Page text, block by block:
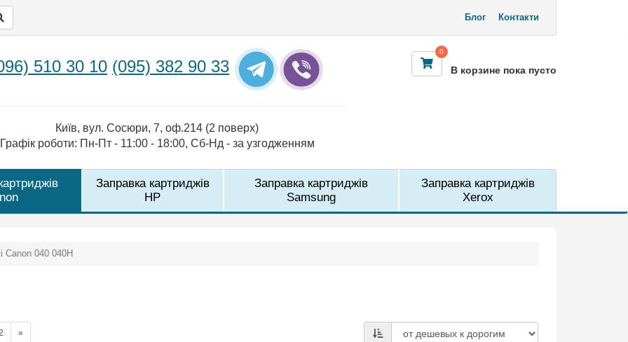
Блог Контакти
510 30 10 (095) 382 90 33
Київ, вул. Сосюри, 7, оф.214 (2 поверх)
Графік роботи: Пн-Пт - 11:00 - 18:00, Сб-Нд - за узгодженням
0
В корзине пока пусто
Заправка картриджів
HP
Заправка картриджів
Samsung
Заправка картриджів
Xerox
Canon 040 040H
»